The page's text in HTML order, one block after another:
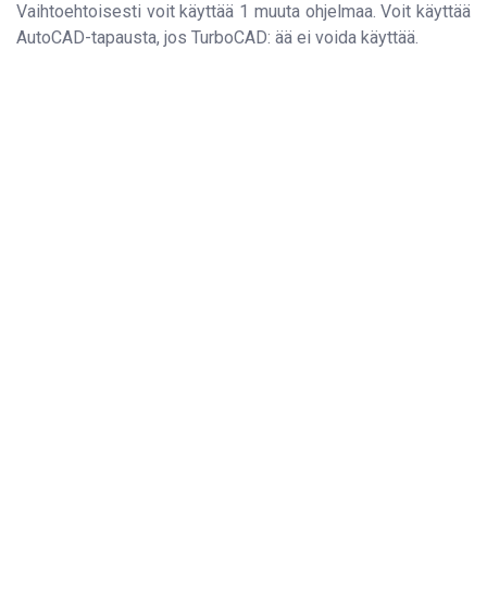
Vaihtoehtoisesti voit käyttää 1 muuta ohjelmaa. Voit käyttää
AutoCAD-tapausta, jos TurboCAD: ää ei voida käyttää.